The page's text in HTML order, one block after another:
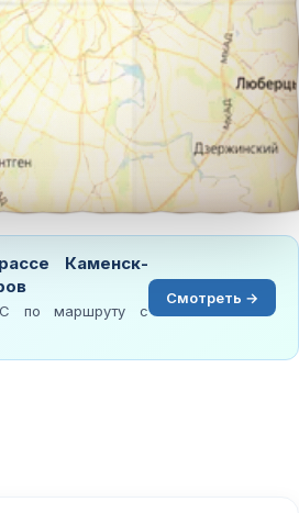
Каменск-
по маршруту с
Смотреть →